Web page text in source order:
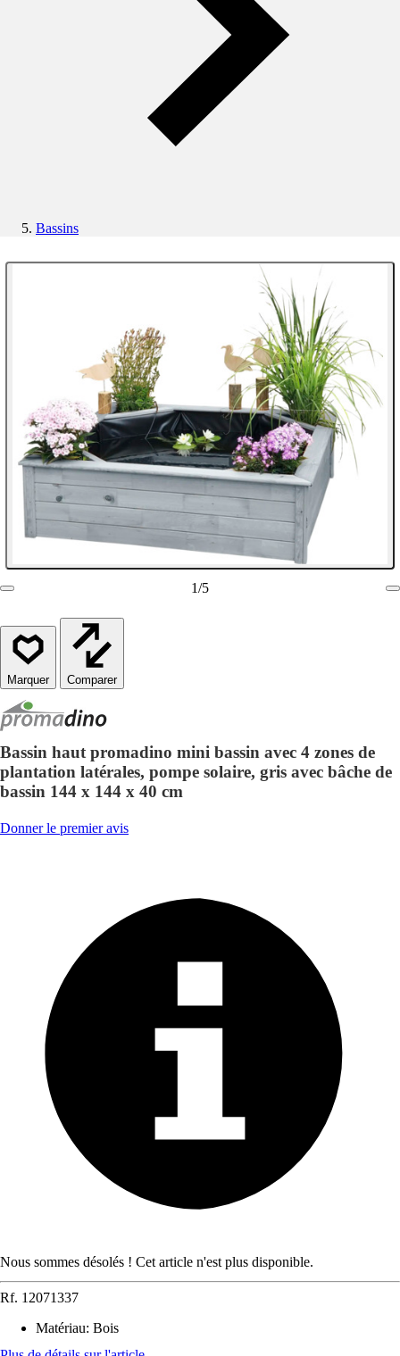
Bassins
1/5
Comparer
Bassin haut promadino mini bassin avec 4 zones de
plantation latérales, pompe solaire, gris avec bâche de
bassin 144 x 144 x 40 cm
Donner le premier avis
Nous sommes désolés ! Cet article n'est plus disponible.
Rf. 12071337
Matériau: Bois